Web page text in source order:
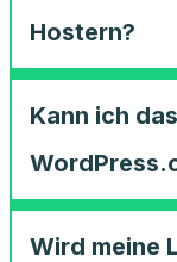
Hostern?
Kann ich
Wird meine